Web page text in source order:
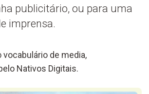
publicitário, ou para uma
imprensa.
vocabulário de media,
Nativos Digitais.